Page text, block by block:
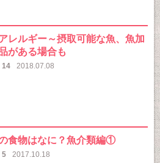
レルギー～摂取可能な魚、魚加
がある場合も
14 2018.07.08
食物はなに？魚介類編①
5 2017.10.18